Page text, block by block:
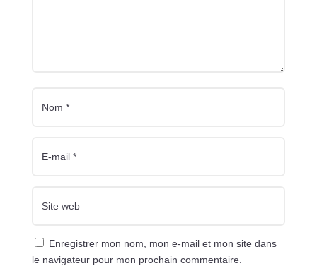
Enregistrer mon nom, mon e-mail et mon site dans
le navigateur pour mon prochain commentaire.